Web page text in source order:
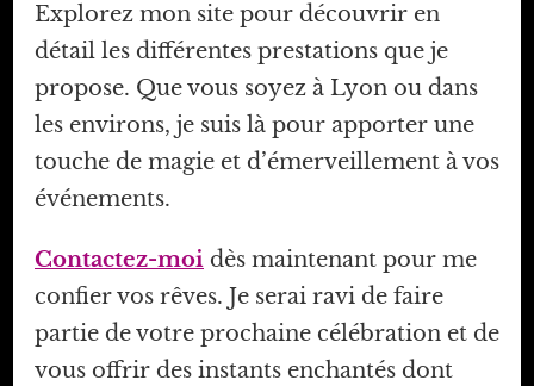
Explorez mon site pour découvrir en
détail les différentes prestations que je
propose. Que vous soyez à Lyon ou dans
les environs, je suis là pour apporter une
touche de magie et d’émerveillement à vos
événements.
Contactez-moi dès maintenant pour me
confier vos rêves. Je serai ravi de faire
partie de votre prochaine célébration et de
vous offrir des instants enchantés dont